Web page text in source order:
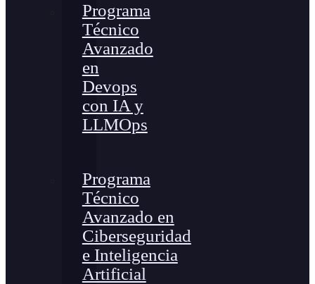
Programa
Técnico
Avanzado
en
Devops
con IA y
LLMOps
Programa
Técnico
Avanzado en
Ciberseguridad
e Inteligencia
Artificial